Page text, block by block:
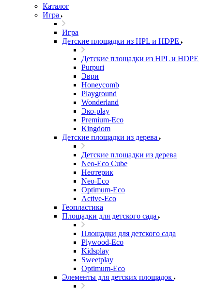
Каталог
Игра
Игра
Детские площадки из HPL и HDPE
Детские площадки из HPL и HDPE
Purpuri
Эври
Honeycomb
Playground
Wonderland
Эко-play
Premium-Eco
Kingdom
Детские площадки из дерева
Детские площадки из дерева
Neo-Eco Cube
Неотерик
Neo-Eco
Оptimum-Еco
Active-Eco
Геопластика
Площадки для детского сада
Площадки для детского сада
Plywood-Eco
Kidsplay
Sweetplay
Оptimum-Еco
Элементы для детских площадок